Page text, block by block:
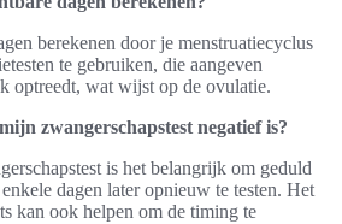
berekenen door je menstruatiecyclus
te gebruiken, die aangeven
optreedt, wat wijst op de ovulatie.
zwangerschapstest negatief is?
is het belangrijk om geduld
dagen later opnieuw te testen. Het
kan ook helpen om de timing te